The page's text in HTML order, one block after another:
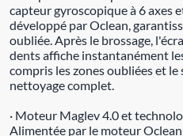
capteur gyroscopique à 6 axes
développé par Oclean,
oubliée. Après le brossage,
dents affiche instantanément
compris les zones oubliées et le
nettoyage complet.
· Moteur Maglev 4.0 et
Alimentée par le moteur